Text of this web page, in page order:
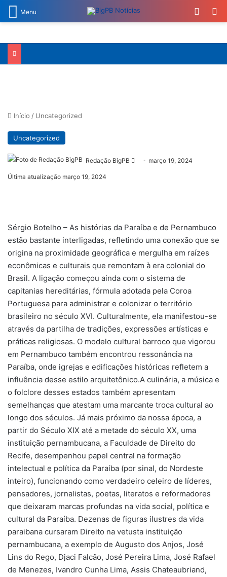
Menu
Início / Uncategorized
Uncategorized
Redação BigPB
Mandemarço 19, 2024
Última atualização março 19, 2024
Sérgio Botelho – As histórias da Paraíba e de Pernambuco
estão bastante interligadas, refletindo uma conexão que se
origina na proximidade geográfica e mergulha em raízes
econômicas e culturais que remontam à era colonial do
Brasil. A ligação começou ainda com o sistema de
capitanias hereditárias, fórmula adotada pela Coroa
Portuguesa para administrar e colonizar o território
brasileiro no século XVI. Culturalmente, ela manifestou-se
através da partilha de tradições, expressões artísticas e
práticas religiosas. O modelo cultural barroco que vigorou
em Pernambuco também encontrou ressonância na
Paraíba, onde igrejas e edificações históricas refletem a
influência desse estilo arquitetônico.A culinária, a música e
o folclore desses estados também apresentam
semelhanças que atestam uma marcante troca cultural ao
longo dos séculos. Já mais próximo da nossa época, a
partir do Século XIX até a metade do século XX, uma
instituição pernambucana, a Faculdade de Direito do
Recife, desempenhou papel central na formação
intelectual e política da Paraíba (por sinal, do Nordeste
inteiro), funcionando como verdadeiro celeiro de líderes,
pensadores, jornalistas, poetas, literatos e reformadores
que deixaram marcas profundas na vida social, política e
cultural da Paraíba. Dezenas de figuras ilustres da vida
paraibana cursaram Direito na vetusta instituição
pernambucana, a exemplo de Augusto dos Anjos, José
Lins do Rego, Djaci Falcão, José Pereira Lima, José Rafael
de Menezes, Ivandro Cunha Lima, Assis Chateaubriand,